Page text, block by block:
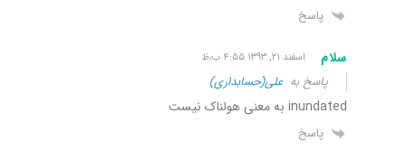
پاسخ
سلام اسفند ۲۱, ۱۳۹۳ ۴:۵۵ ب٫ظ
پاسخ بهعلی(حسابداری)
inundated به معنی هولناک نیست
پاسخ